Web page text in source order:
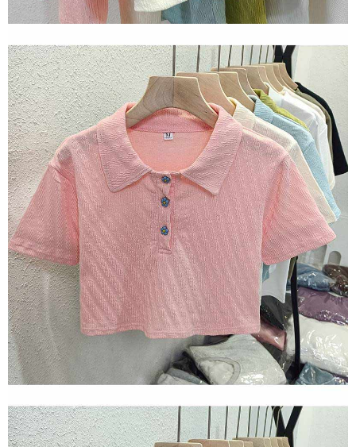
行使したい場合は、ネットプロテクションズcs_tw@netprotections.co.jp
にご連絡ください。上記に示した個人情報を、必要な購入注文書とあわせ
理、利用を許可することににご同意いただけない場合は、当サービスを選
択しないでください。